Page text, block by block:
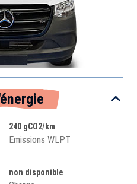
240 gCO2/km
Emissions WLPT
non disponible